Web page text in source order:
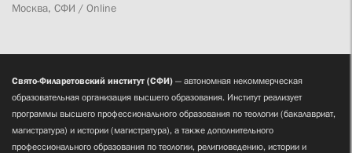
Москва, СФИ / Online
Свято-Филаретовский институт (СФИ) — автономная некоммерческая
образовательная организация высшего образования. Институт реализует
программы высшего профессионального образования по теологии (бакалавриат,
магистратура) и истории (магистратура), а также дополнительного
профессионального образования по теологии, религиоведению, истории и